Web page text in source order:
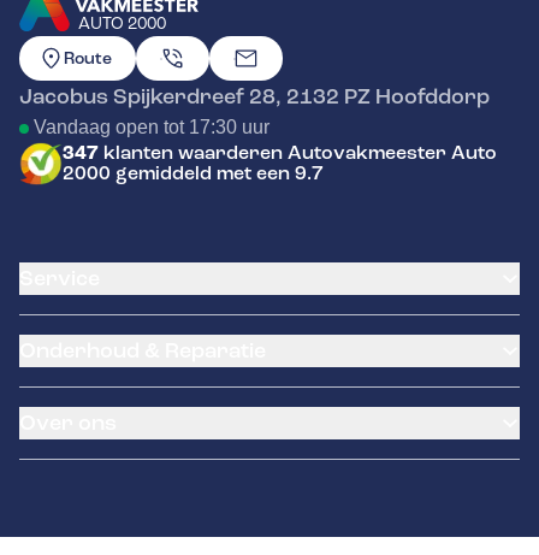
AUTO 2000
GA NAAR DE HOMEPAGINA
Route
Jacobus Spijkerdreef 28, 2132 PZ Hoofddorp
Vandaag open tot 17:30 uur
347 klanten waarderen Autovakmeester Auto
2000 gemiddeld met een 9.7
Banden service
Klantenkaart
Schade en reparatie